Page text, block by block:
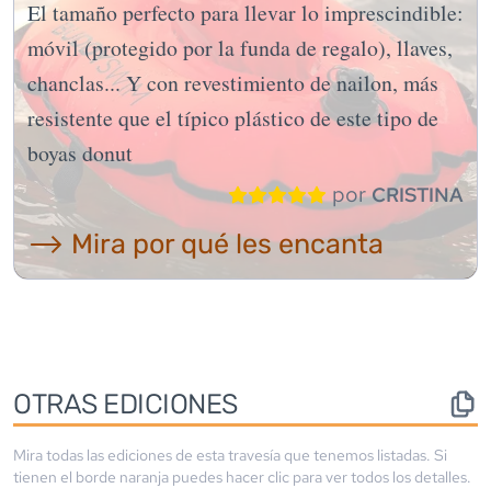
El tamaño perfecto para llevar lo imprescindible:
móvil (protegido por la funda de regalo), llaves,
chanclas... Y con revestimiento de nailon, más
resistente que el típico plástico de este tipo de
boyas donut
porCRISTINA
⟶ Mira por qué les encanta
OTRAS EDICIONES
Mira todas las ediciones de esta travesía que tenemos listadas. Si
tienen el borde naranja puedes hacer clic para ver todos los detalles.